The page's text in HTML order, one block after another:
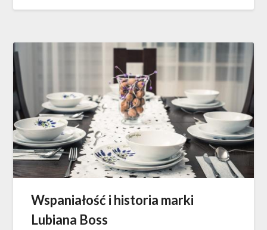
Wspaniałość i historia marki
Lubiana Boss